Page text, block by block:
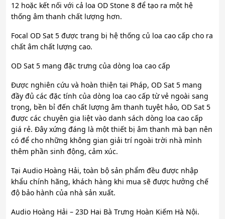
12 hoặc kết nối với cả loa OD Stone 8 để tạo ra một hệ
thống âm thanh chất lượng hơn.
Focal OD Sat 5 được trang bị hệ thống củ loa cao cấp cho ra
chất âm chất lượng cao.
OD Sat 5 mang đặc trưng của dòng loa cao cấp
Được nghiên cứu và hoàn thiện tại Pháp, OD Sat 5 mang
đầy đủ các đặc tính của dòng loa cao cấp từ vẻ ngoài sang
trọng, bền bỉ đến chất lượng âm thanh tuyệt hảo, OD Sat 5
được các chuyên gia liệt vào danh sách dòng loa cao cấp
giá rẻ. Đây xứng đáng là một thiết bị âm thanh mà bạn nên
có để cho những không gian giải trí ngoài trời nhà mình
thêm phần sinh động, cảm xúc.
Tại Audio Hoàng Hải, toàn bộ sản phẩm đều được nhập
khẩu chính hãng, khách hàng khi mua sẽ được hưởng chế
độ bảo hành của nhà sản xuất.
Audio Hoàng Hải – 23D Hai Bà Trưng Hoàn Kiếm Hà Nội.